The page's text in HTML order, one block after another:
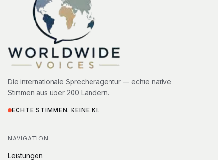
Die internationale Sprecheragentur — echte native
Stimmen aus über 200 Ländern.
ECHTE STIMMEN. KEINE KI.
NAVIGATION
Leistungen